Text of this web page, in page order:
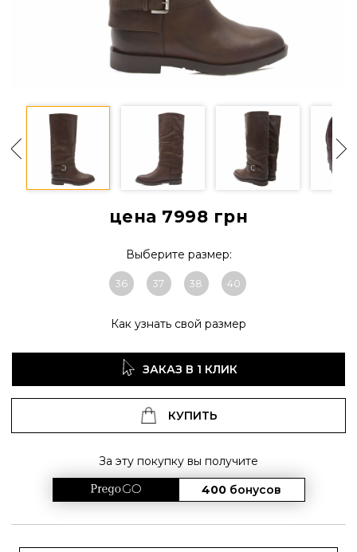
цена 7998 грн
Выберите размер:
36 37 38 40
Как узнать свой размер
ЗАКАЗ В 1 КЛИК
КУПИТЬ
За эту покупку вы получите
400 бонусов